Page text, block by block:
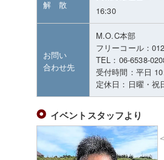
解 散
16:30
お問い
合わせ先
M.O.C本部
フリーコール：
TEL：06-6538-
受付時間：平日
定休日：日曜・祝
イベントスタッフより